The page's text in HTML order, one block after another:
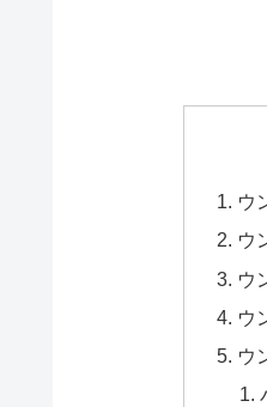
ウ
ウ
ウ
ウ
ウ